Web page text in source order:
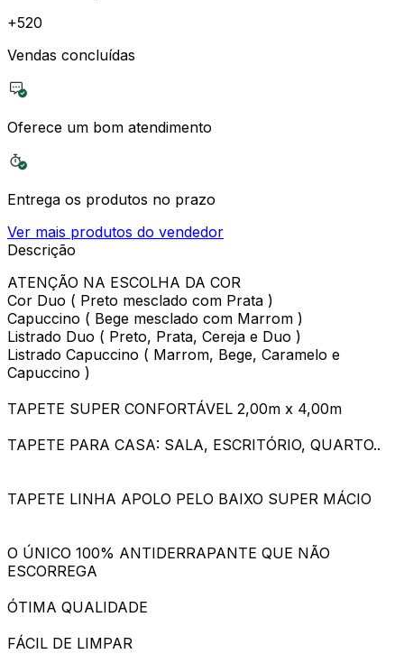
+520
Vendas concluídas
Oferece um bom atendimento
Entrega os produtos no prazo
Ver mais produtos do vendedor
Descrição
ATENÇÃO NA ESCOLHA DA COR
Cor Duo ( Preto mesclado com Prata )
Capuccino ( Bege mesclado com Marrom )
Listrado Duo ( Preto, Prata, Cereja e Duo )
Listrado Capuccino ( Marrom, Bege, Caramelo e
Capuccino )
TAPETE SUPER CONFORTÁVEL 2,00m x 4,00m
TAPETE PARA CASA: SALA, ESCRITÓRIO, QUARTO..
TAPETE LINHA APOLO PELO BAIXO SUPER MÁCIO
O ÚNICO 100% ANTIDERRAPANTE QUE NÃO
ESCORREGA
ÓTIMA QUALIDADE
FÁCIL DE LIMPAR